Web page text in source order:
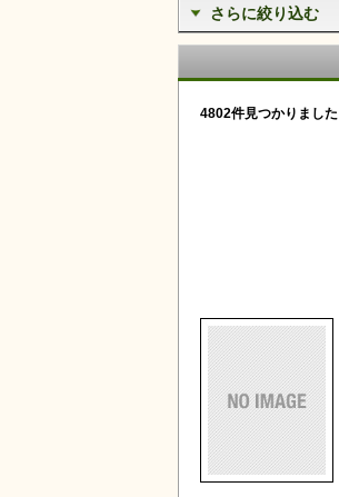
さらに絞り込む
4802件見つかりました